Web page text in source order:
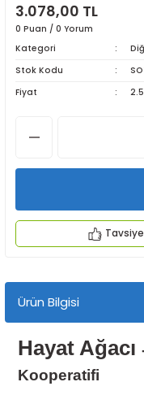
ÜRETİM Ürünleri
3.078,00 TL
0 Puan / 0 Yorum
Kategori
Stok Kodu
Fiyat
Ürün Bilgisi
Hayat Ağacı
Kooperatifi